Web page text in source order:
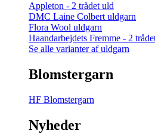
Appleton - 2 trådet uld
DMC Laine Colbert uldgarn
Flora Wool uldgarn
Haandarbejdets Fremme - 2
Se alle varianter af uldgarn
Blomstergarn
HF Blomstergarn
Nyheder